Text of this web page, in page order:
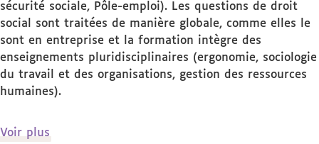
sécurité sociale, Pôle-emploi). Les questions de droit
social sont traitées de manière globale, comme elles le
sont en entreprise et la formation intègre des
enseignements pluridisciplinaires (ergonomie, sociologie
du travail et des organisations, gestion des ressources
humaines).
Voir plus